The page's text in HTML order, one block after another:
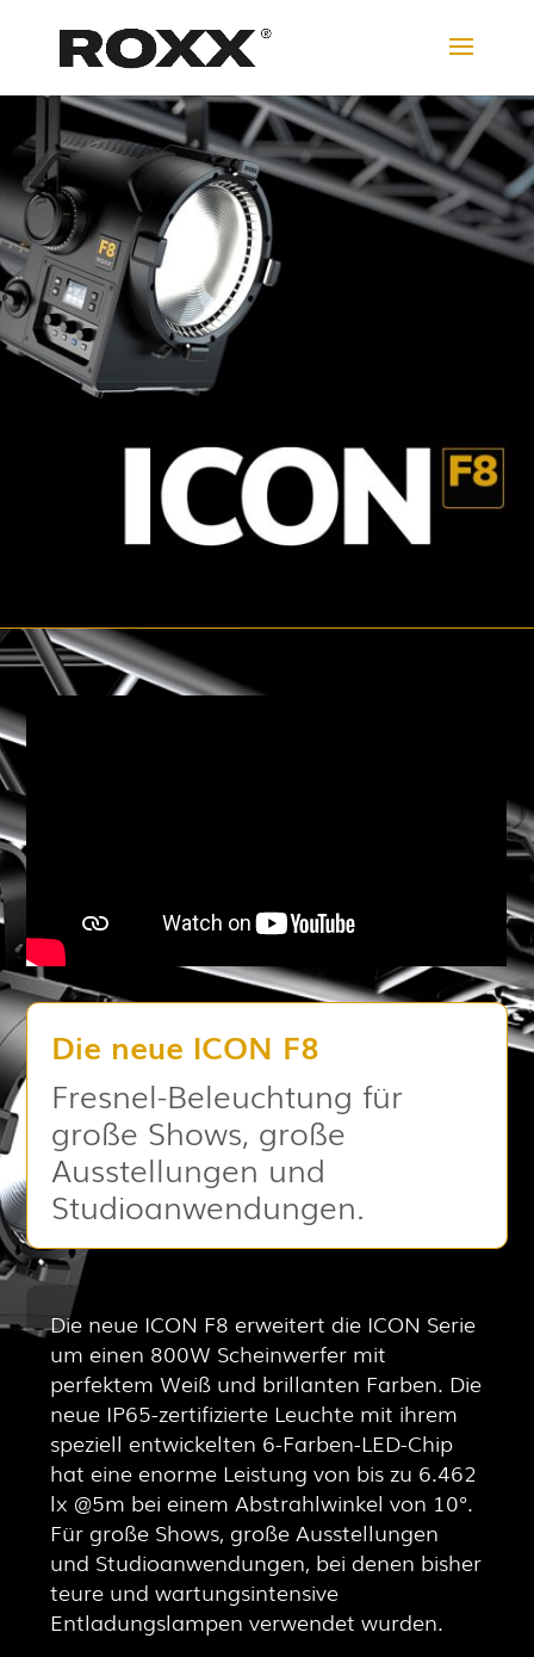
Die neue ICON F8
Fresnel-Beleuchtung für
große Shows, große
Ausstellungen und
Studioanwendungen.
Die neue ICON F8 erweitert die ICON Serie
um einen 800W Scheinwerfer mit
perfektem Weiß und brillanten Farben. Die
neue IP65-zertifizierte Leuchte mit ihrem
speziell entwickelten 6-Farben-LED-Chip
hat eine enorme Leistung von bis zu 6.462
lx @5m bei einem Abstrahlwinkel von 10°.
Für große Shows, große Ausstellungen
und Studioanwendungen, bei denen bisher
teure und wartungsintensive
Entladungslampen verwendet wurden.